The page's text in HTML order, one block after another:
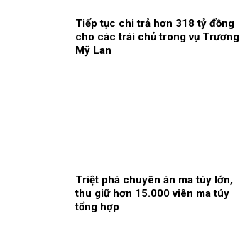
Tiếp tục chi trả hơn 318 tỷ đồng
cho các trái chủ trong vụ Trương
Mỹ Lan
Triệt phá chuyên án ma túy lớn,
thu giữ hơn 15.000 viên ma túy
tổng hợp